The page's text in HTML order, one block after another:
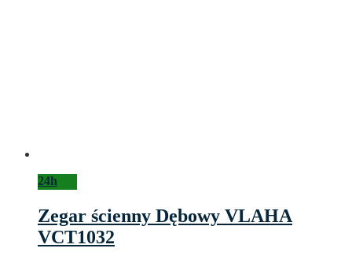
24h
Zegar ścienny Dębowy VLAHA
VCT1032